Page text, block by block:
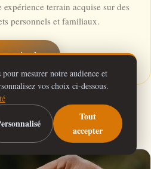
terrain acquise sur des
personnels et familiaux.
savoir plus
mesurer notre audience et
vos choix ci-dessous.
Tout
accepter